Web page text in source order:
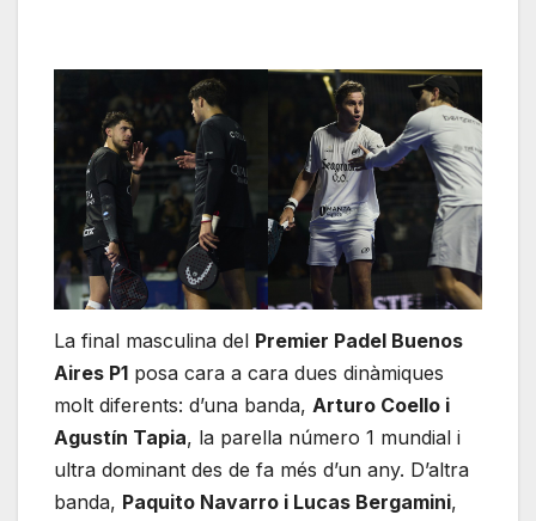
La final masculina del Premier Padel Buenos
Aires P1 posa cara a cara dues dinàmiques
molt diferents: d’una banda, Arturo Coello i
Agustín Tapia, la parella número 1 mundial i
ultra dominant des de fa més d’un any. D’altra
banda, Paquito Navarro i Lucas Bergamini,